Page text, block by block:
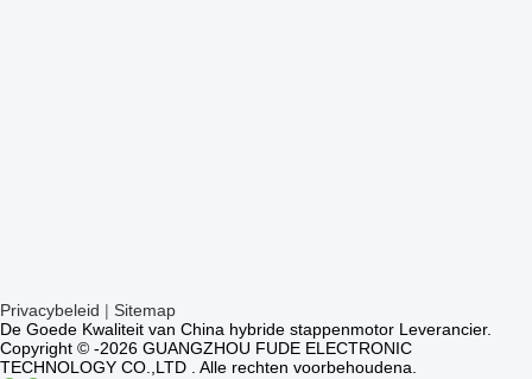
Privacybeleid | Sitemap
De Goede Kwaliteit van China hybride stappenmotor Leverancier.
Copyright © -2026 GUANGZHOU FUDE ELECTRONIC
TECHNOLOGY CO.,LTD . Alle rechten voorbehoudena.